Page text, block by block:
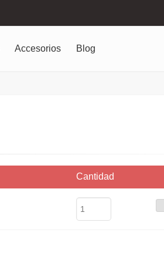
Accesorios Blog
Cantidad